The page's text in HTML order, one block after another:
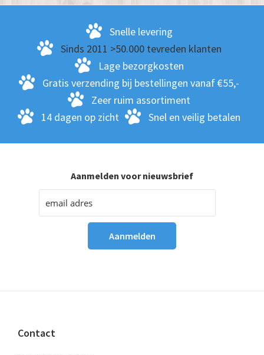
Snelle levering
Sinds 2011 >50.000 tevreden klanten
Lage bezorgkosten
Gratis verzending bij bestellingen vanaf €55,-
Zeer ruim assortiment
14 dagen op zicht
Snel en veilig betalen
Aanmelden voor nieuwsbrief
Footer
Contact